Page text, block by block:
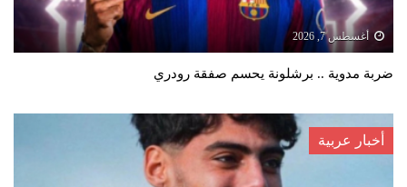
أغسطس 7, 2026
ضربة مدوية .. برشلونة يحسم صفقة رودري
أخبار عربية